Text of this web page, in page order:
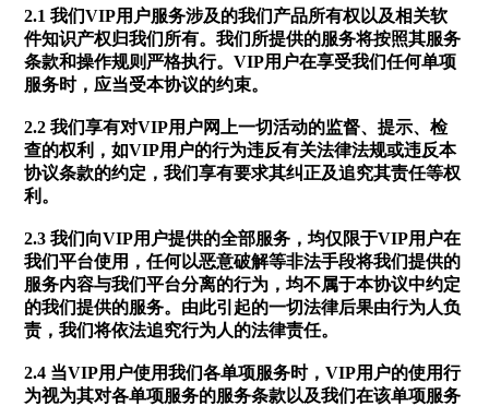
2.1 我们VIP用户服务涉及的我们产品所有权以及相关软
件知识产权归我们所有。我们所提供的服务将按照其服务
条款和操作规则严格执行。VIP用户在享受我们任何单项
服务时，应当受本协议的约束。
2.2 我们享有对VIP用户网上一切活动的监督、提示、检
查的权利，如VIP用户的行为违反有关法律法规或违反本
协议条款的约定，我们享有要求其纠正及追究其责任等权
利。
2.3 我们向VIP用户提供的全部服务，均仅限于VIP用户在
我们平台使用，任何以恶意破解等非法手段将我们提供的
服务内容与我们平台分离的行为，均不属于本协议中约定
的我们提供的服务。由此引起的一切法律后果由行为人负
责，我们将依法追究行为人的法律责任。
2.4 当VIP用户使用我们各单项服务时，VIP用户的使用行
为视为其对各单项服务的服务条款以及我们在该单项服务